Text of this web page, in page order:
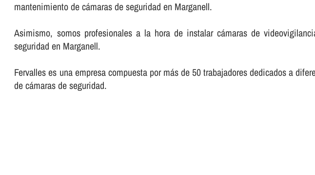
mantenimiento de cámaras de seguridad en Marganell.
Asimismo, somos profesionales a la hora de instalar cámaras de
seguridad en Marganell.
Fervalles es una empresa compuesta por más de 50 trabajadores dedicados a
de cámaras de seguridad.